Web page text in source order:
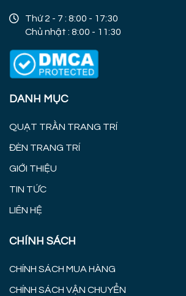
Thứ 2 - 7 : 8:00 - 17:30
Chủ nhật : 8:00 - 11:30
DANH MỤC
QUẠT TRẦN TRANG TRÍ
ĐÈN TRANG TRÍ
GIỚI THIỆU
TIN TỨC
LIÊN HỆ
CHÍNH SÁCH
CHÍNH SÁCH MUA HÀNG
CHÍNH SÁCH VẬN CHUYỂN